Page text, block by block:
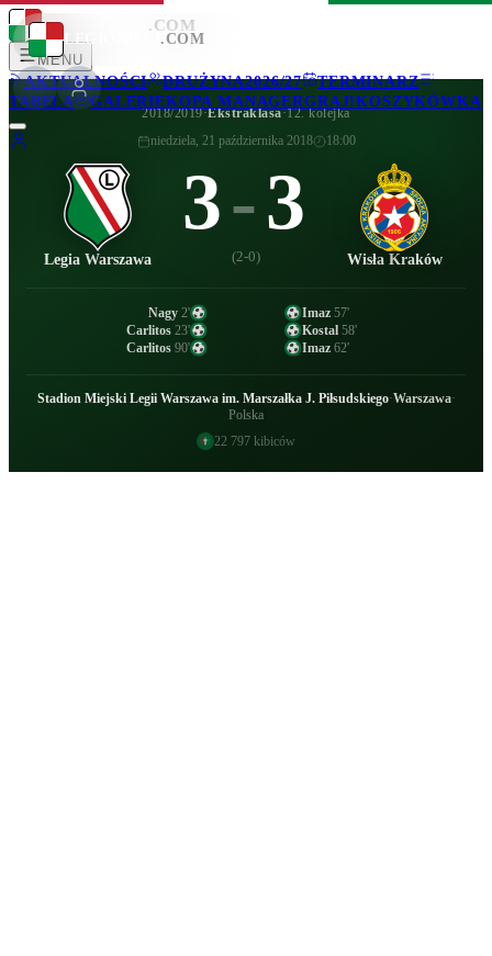
LEGIONISCI .COM
MENU
AKTUALNOŚCI
DRUŻYNA2026/27
TERMINARZ
TABELA
GALERIEKOPA MANAGERGRAJ!KOSZYKÓWKA
LEGIONISCI .COM
2018/2019·Ekstraklasa·12. kolejka
niedziela, 21 października 2018
18:00
Legia Warszawa
3-3
(2-0) Wisła Kraków
Nagy 2'
Carlitos 23'
Carlitos 90'
Imaz 57'
Kostal 58'
Imaz 62'
Stadion Miejski Legii Warszawa im. Marszałka J. Piłsudskiego·Warszawa·
Polska
22 797 kibiców